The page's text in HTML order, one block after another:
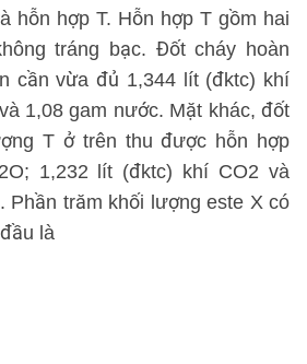
hỗn hợp T. Hỗn hợp T gồm hai
tráng bạc. Đốt cháy hoàn
cần vừa đủ 1,344 lít (đktc) khí
1,08 gam nước. Mặt khác, đốt
T ở trên thu được hỗn hợp
1,232 lít (đktc) khí CO2 và
Phần trăm khối lượng este X có
là